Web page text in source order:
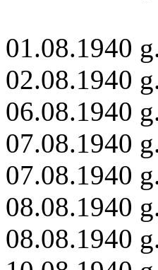
01.08.1940
02.08.1940
06.08.1940
07.08.1940
07.08.1940
08.08.1940
08.08.1940